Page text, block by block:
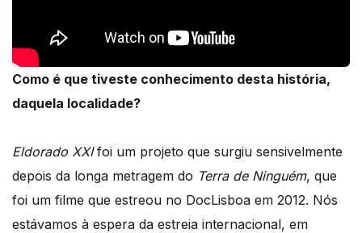
Como é que tiveste conhecimento desta história,
daquela localidade?
Eldorado XXIfoi um projeto que surgiu sensivelmente
depois da longa metragem do Terra de Ninguém, que
foi um filme que estreou no DocLisboa em 2012. Nós
estávamos à espera da estreia internacional, em